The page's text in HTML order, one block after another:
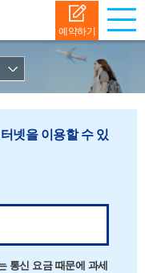
예약하기
넷을 이용할 수 있
통신 요금 때문에 과세